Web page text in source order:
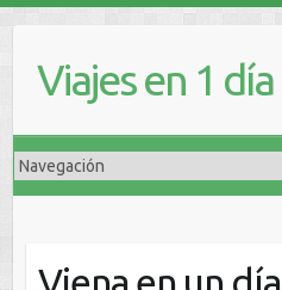
Viajes en 1 día